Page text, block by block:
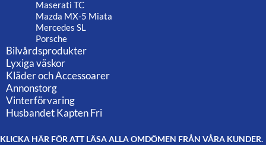
Maserati TC
Mazda MX-5 Miata
Mercedes SL
Porsche
Bilvårdsprodukter
Lyxiga väskor
Kläder och Accessoarer
Annonstorg
Vinterförvaring
Husbandet Kapten Fri
KLICKA HÄR FÖR ATT LÄSA ALLA OMDÖMEN FRÅN VÅRA KUNDER.